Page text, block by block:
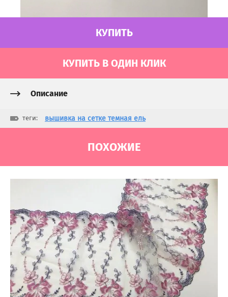
КУПИТЬ
КУПИТЬ В ОДИН КЛИК
Описание
теги: вышивка на сетке темная ель
ПОХОЖИЕ